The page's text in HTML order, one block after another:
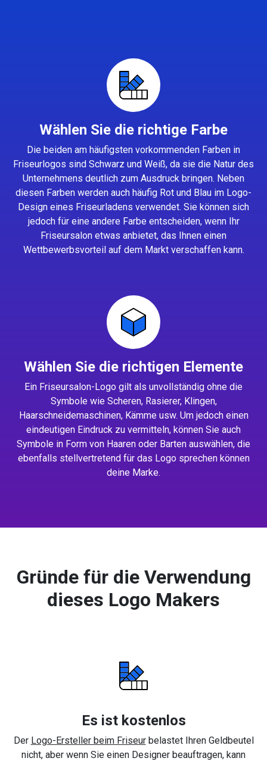
Wählen Sie die richtige Farbe
Die beiden am häufigsten vorkommenden Farben in
Friseurlogos sind Schwarz und Weiß, da sie die Natur des
Unternehmens deutlich zum Ausdruck bringen. Neben
diesen Farben werden auch häufig Rot und Blau im Logo-
Design eines Friseurladens verwendet. Sie können sich
jedoch für eine andere Farbe entscheiden, wenn Ihr
Friseursalon etwas anbietet, das Ihnen einen
Wettbewerbsvorteil auf dem Markt verschaffen kann.
Wählen Sie die richtigen Elemente
Ein Friseursalon-Logo gilt als unvollständig ohne die
Symbole wie Scheren, Rasierer, Klingen,
Haarschneidemaschinen, Kämme usw. Um jedoch einen
eindeutigen Eindruck zu vermitteln, können Sie auch
Symbole in Form von Haaren oder Barten auswählen, die
ebenfalls stellvertretend für das Logo sprechen können
deine Marke.
Gründe für die Verwendung
dieses Logo Makers
Es ist kostenlos
Der Logo-Ersteller beim Friseurbelastet Ihren Geldbeutel
nicht, aber wenn Sie einen Designer beauftragen, kann